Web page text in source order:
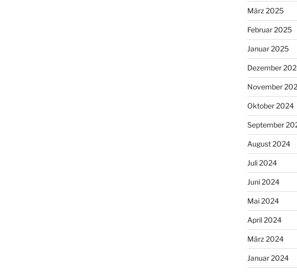
März 2025
Februar 2025
Januar 2025
Dezember
November
Oktober 2024
September
August 2024
Juli 2024
Juni 2024
Mai 2024
April 2024
März 2024
Januar 2024